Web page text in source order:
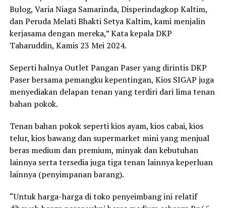
Bulog, Varia Niaga Samarinda, Disperindagkop Kaltim,
dan Peruda Melati Bhakti Setya Kaltim, kami menjalin
kerjasama dengan mereka,” Kata kepala DKP
Taharuddin, Kamis 23 Mei 2024.
Seperti halnya Outlet Pangan Paser yang dirintis DKP
Paser bersama pemangku kepentingan, Kios SIGAP juga
menyediakan delapan tenan yang terdiri dari lima tenan
bahan pokok.
Tenan bahan pokok seperti kios ayam, kios cabai, kios
telur, kios bawang dan supermarket mini yang menjual
beras medium dan premium, minyak dan kebutuhan
lainnya serta tersedia juga tiga tenan lainnya keperluan
lainnya (penyimpanan barang).
“Untuk harga-harga di toko penyeimbang ini relatif